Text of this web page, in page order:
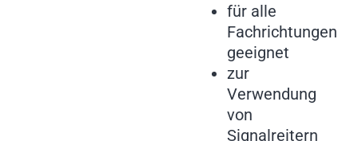
für alle
Fachrichtungen
geeignet
zur
Verwendung
von
Signalreitern